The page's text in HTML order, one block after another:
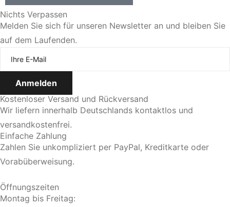
Nichts Verpassen
Melden Sie sich für unseren Newsletter an und bleiben Sie
auf dem Laufenden.
Kostenloser Versand und Rückversand
Wir liefern innerhalb Deutschlands kontaktlos und
versandkostenfrei.
Einfache Zahlung
Zahlen Sie unkompliziert per PayPal, Kreditkarte oder
Vorabüberweisung.
Öffnungszeiten
Montag bis Freitag: